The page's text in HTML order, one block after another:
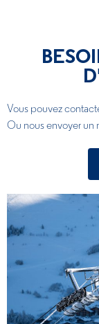
Vous pouvez
Ou nous envoyer un